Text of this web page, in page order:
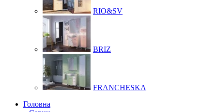
RIO&SV
BRIZ
FRANCHESKA
Головна